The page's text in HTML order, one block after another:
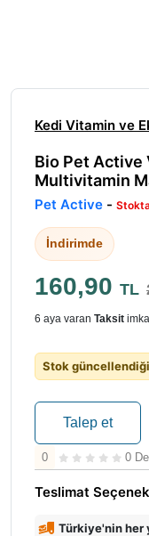
Kedi Vitamin ve
Bio Pet Active
Multivitamin
Pet Active -
İndirimde
160,90 TL
6 aya varan Taksit
Stok
Talep et
0 0
Teslimat
Türkiye'nin her